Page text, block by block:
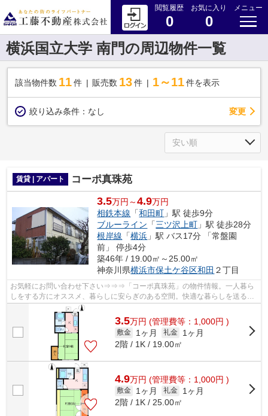
閲覧履歴
0
お気に入り
0
メニュー
横浜国立大学 南門の周辺物件一覧
該当物件数 11件 販売数 13 件 1～11 件を表示
絞り込み条件： なし 変更
賃貸 | アパート コーポ真珠苑
3.5万円～4.9万円
相鉄本線 「和田町 」駅 徒歩9分
ブルーライン 「三ツ沢上町 」駅 徒歩28分
根岸線 「横浜 」駅 バス17分 「常盤園
前」 停歩4分
築46年 / 19.00㎡～25.00㎡
神奈川県横浜市保土ケ谷区和田 ２丁目
お気軽にお問い合わせ下さい⇒⇒⇒「コーポ真珠苑」の物件情報。一人暮ら
しをする方にオススメ、暮らしに安らぎのある空間。快適な暮らしを送るた
めのエアコンを完備したアパートとなって...
3.5万円 (管理費等：1,000円 )
敷金 1ヶ月 礼金
1ヶ月
2階 / 1K / 19.00㎡
4.9万円 (管理費等：1,000円 )
敷金 1ヶ月 礼金
1ヶ月
2階 / 1K / 25.00㎡